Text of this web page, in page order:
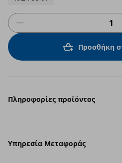
Προσθήκη
Πληροφορίες προϊόντος
Υπηρεσία Μεταφοράς